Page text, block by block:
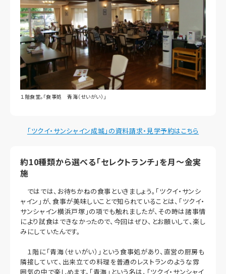
１階食堂。「食事処 青海（せいがい）」
「ツクイ・サンシャイン成城」の資料請求・見学予約はこちら
約10種類から選べる「セレクトランチ」を月～金実
施
ではでは、お待ちかねの食事といきましょう。「ツクイ・サンシ
ャイン」が、食事が美味しいことで知られていることは、「ツクイ・
サンシャイン横浜戸塚」の項でも触れましたが、その時は諸事情
により試食はできなかったので、今回はぜひ、とお願いして、楽し
みにしていたんです。
１階に「青海（せいがい）」という食事処があり、直営の厨房も
隣接していて、出来立ての料理を普通のレストランのような雰
囲気の中で楽しめます。「青海」という名は、「ツクイ・サンシャイ